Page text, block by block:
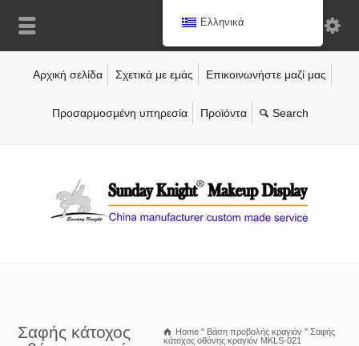
Αρχική σελίδα Σχετικά με εμάς Επικοινωνήστε μαζί μας
Προσαρμοσμένη υπηρεσία Προϊόντα
Σαφής κάτοχος
Home " Βάση προβολής κραγιόν " Σαφής
κάτοχος οθόνης κραγιόν MKLS-021
Ελληνικά